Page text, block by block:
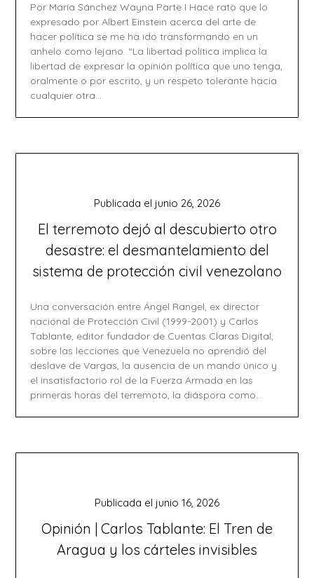
Por María Sánchez Wayna Parte I Hace rato que lo
expresado por Albert Einstein acerca del arte de
hacer política se me ha ido transformando en un
anhelo como lejano. “La libertad política implica la
libertad de expresar la opinión política que uno tenga,
oralmente o por escrito, y un respeto tolerante hacia
cualquier otra…
El terremoto dejó al descubierto otro
desastre: el desmantelamiento del
sistema de protección civil venezolano
Publicada el junio 26, 2026
Una conversación entre Ángel Rangel, ex director
nacional de Protección Civil (1999-2001) y Carlos
Tablante, editor fundador de Cuentas Claras Digital,
sobre las lecciones que Venezuela no aprendió del
deslave de Vargas, la ausencia de un mando único y
el insatisfactorio rol de la Fuerza Armada en las
primeras horas del terremoto, la diáspora como…
Opinión | Carlos Tablante: El Tren de
Aragua y los cárteles invisibles
Publicada el junio 16, 2026